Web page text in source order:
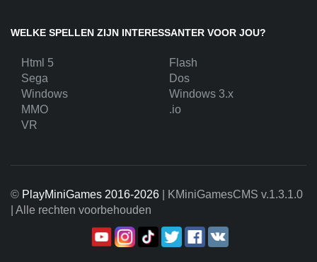
WELKE SPELLEN ZIJN INTERESSANTER VOOR JOU?
Html 5
Flash
Sega
Dos
Windows
Windows 3.x
MMO
.io
VR
© PlayMiniGames 2016-2026 | KMiniGamesCMS v.1.3.1.0
| Alle rechten voorbehouden